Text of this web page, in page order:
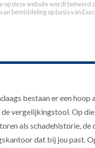
op deze website wordt beheerd
bemiddeling op basis van
bestaan er een
vergelijkingstool. Op
als schadehistorie,
dat bij jou